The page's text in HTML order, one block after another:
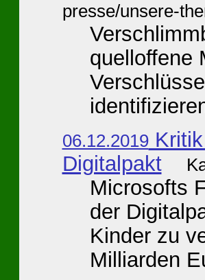
presse/unsere-
quelloffene
06.12.2019Kritik
Digitalpakt
Microsofts
der
Kinder zu
Milliarden